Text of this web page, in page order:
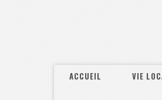
ACCUEIL VIE